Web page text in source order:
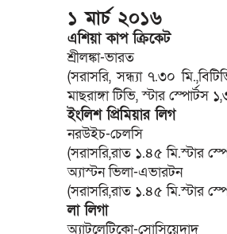
১ মার্চ ২০১৬
এশিয়া কাপ ক্রিকেট
শ্রীলঙ্কা-ভারত
(সরাসরি, সন্ধ্যা ৭.৩০
মাছরাঙ্গা টিভি, স্টার স্পোর্টস
ইংলিশ প্রিমিয়ার লিগ
নরউইচ-চেলসি
(সরাসরি,রাত ১.৪৫ মি.স্টার
অ্যাস্টন ভিলা-এভারটন
(সরাসরি,রাত ১.৪৫ মি.স্টার
লা লিগা
অ্যাটলেটিকো-সোসিয়েদাদ